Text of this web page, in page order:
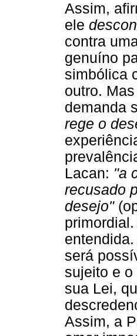
Assim,
ele
contra
genuíno
simbólica
outro.
demanda
rege o
Lacan: "a
recusado
desejo"
será
sujeito e
sua Lei,
Assim, a